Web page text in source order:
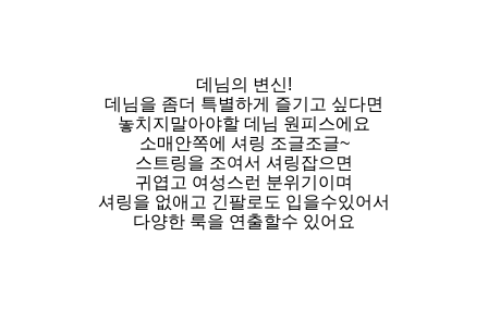
데님의 변신!
데님을 좀더 특별하게 즐기고 싶다면
놓치지말아야할 데님 원피스에요
소매안쪽에 셔링 조글조글~
스트링을 조여서 셔링잡으면
귀엽고 여성스런 분위기이며
셔링을 없애고 긴팔로도 입을수있어서
다양한 룩을 연출할수 있어요